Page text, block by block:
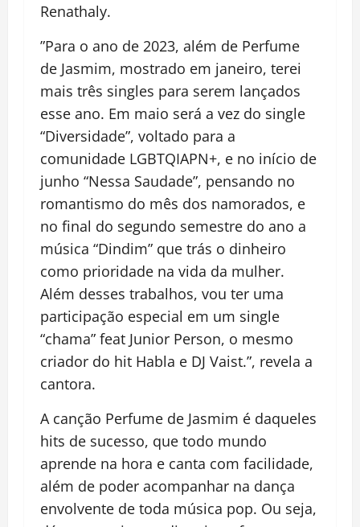
Renathaly.
”Para o ano de 2023, além de Perfume
de Jasmim, mostrado em janeiro, terei
mais três singles para serem lançados
esse ano. Em maio será a vez do single
“Diversidade”, voltado para a
comunidade LGBTQIAPN+, e no início de
junho “Nessa Saudade”, pensando no
romantismo do mês dos namorados, e
no final do segundo semestre do ano a
música “Dindim” que trás o dinheiro
como prioridade na vida da mulher.
Além desses trabalhos, vou ter uma
participação especial em um single
“chama” feat Junior Person, o mesmo
criador do hit Habla e DJ Vaist.”, revela a
cantora.
A canção Perfume de Jasmim é daqueles
hits de sucesso, que todo mundo
aprende na hora e canta com facilidade,
além de poder acompanhar na dança
envolvente de toda música pop. Ou seja,